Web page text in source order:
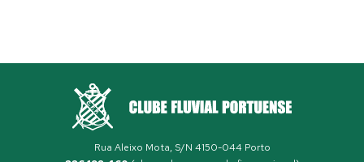
Rua Aleixo Mota, S/N 4150-044 Porto